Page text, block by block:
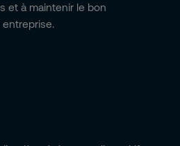
et à maintenir le bon